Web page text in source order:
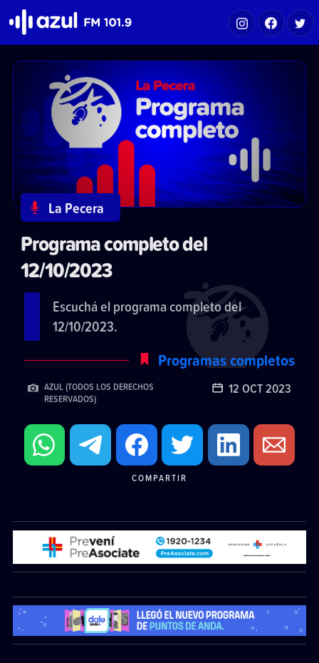
La Pecera
Programa completo del
12/10/2023
Escuchá el programa completo del
12/10/2023.
Programas completos
AZUL (TODOS LOS DERECHOS
RESERVADOS)
12 OCT 2023
COMPARTIR